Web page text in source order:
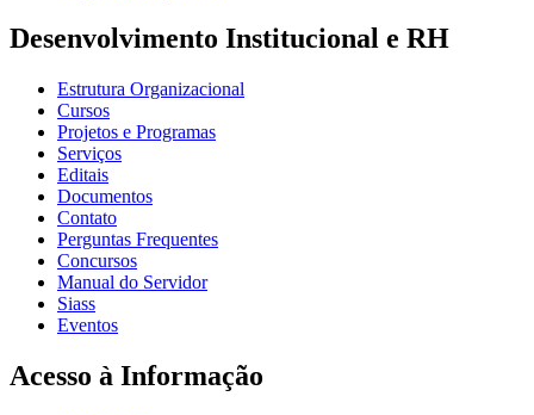
Desenvolvimento Institucional e RH
Estrutura Organizacional
Cursos
Projetos e Programas
Serviços
Editais
Documentos
Contato
Perguntas Frequentes
Concursos
Manual do Servidor
Siass
Eventos
Acesso à Informação